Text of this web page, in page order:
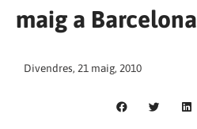
maig a Barcelona
Divendres, 21 maig, 2010